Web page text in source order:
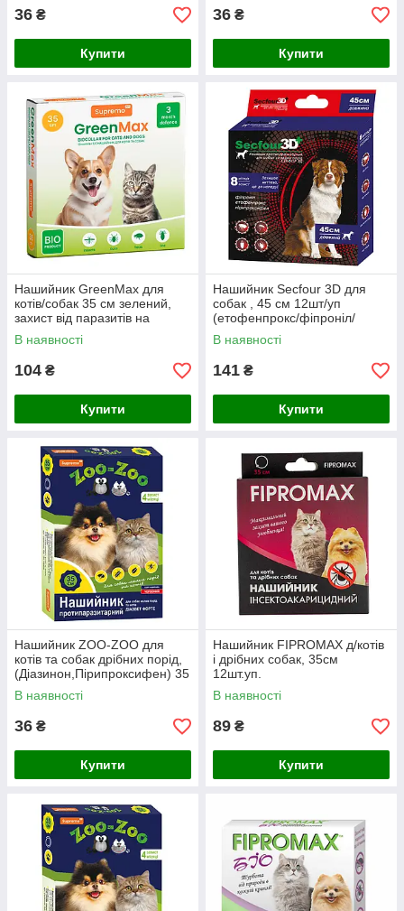
36 ₴
Купити
36 ₴
Купити
Нашийник GreenMax для
котів/собак 35 см зелений,
захист від паразитів на
натуральній основі - 12шт/уп
В наявності
104 ₴
Купити
Нашийник Secfour 3D для
собак , 45 см 12шт/уп
(етофенпрокс/фіпроніл/
пірипроксифен),захист від
бліх і кліщів 8 міс.
В наявності
141 ₴
Купити
Нашийник ZOO-ZOO для
котів та собак дрібних порід,
(Діазинон,Пірипроксифен) 35
см - 10шт.уп ,Чорний, захист
від параз. 4 міс.
В наявності
36 ₴
Купити
Нашийник FIPROMAX д/котів
і дрібних собак, 35см
12шт.уп.
(фіпроніл,перметрин),захист
від бліх і кліщів до 4 міс.
В наявності
89 ₴
Купити